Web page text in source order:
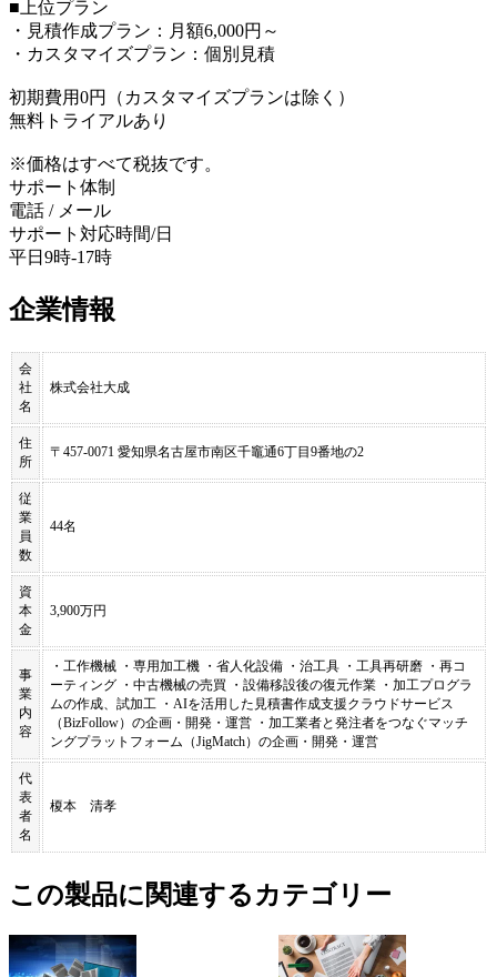
■上位プラン
・見積作成プラン：月額6,000円～
・カスタマイズプラン：個別見積
初期費用0円（カスタマイズプランは除く）
無料トライアルあり
※価格はすべて税抜です。
サポート体制
電話 / メール
サポート対応時間/日
平日9時-17時
企業情報
会
社
名
株式会社大成
住
所
〒457-0071 愛知県名古屋市南区千竈通6丁目9番地の2
従
業
員
数
44名
資
本
金
3,900万円
事
業
内
容
・工作機械 ・専用加工機 ・省人化設備 ・治工具 ・工具再研磨 ・再コ
ーティング ・中古機械の売買 ・設備移設後の復元作業 ・加工プログラ
ムの作成、試加工 ・AIを活用した見積書作成支援クラウドサービス
（BizFollow）の企画・開発・運営 ・加工業者と発注者をつなぐマッチ
ングプラットフォーム（JigMatch）の企画・開発・運営
代
表
者
名
榎本 清孝
この製品に関連するカテゴリー